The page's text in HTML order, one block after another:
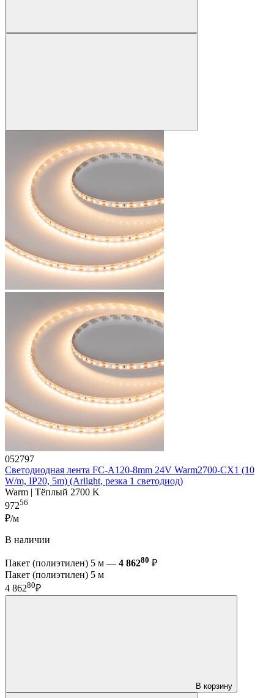
052797
Светодиодная лента FC-A120-8mm 24V Warm2700-CX1 (10
W/m, IP20, 5m) (Arlight, резка 1 светодиод)
Warm | Тёплый 2700 K
97256
₽/м
В наличии
Пакет (полиэтилен) 5 м — 4 86280 ₽
Пакет (полиэтилен) 5 м
4 86280₽
В корзину